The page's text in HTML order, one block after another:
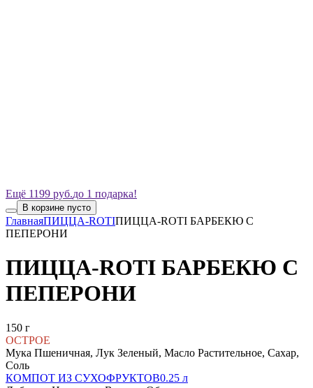
Ещё 1199 руб.до 1 подарка!
В корзине пусто
ГлавнаяПИЦЦА-ROTIПИЦЦА-ROTI БАРБЕКЮ С
ПЕПЕРОНИ
ПИЦЦА-ROTI БАРБЕКЮ С
ПЕПЕРОНИ
150 г
ОСТРОЕ
Мука Пшеничная, Лук Зеленый, Масло Растительное, Сахар,
Соль
КОМПОТ ИЗ СУХОФРУКТОВ0.25 л